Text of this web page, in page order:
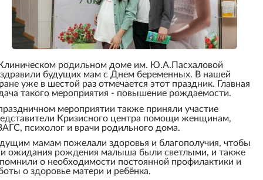
родильном доме им. Ю.А.Пасхаловой
будущих мам с Днем беременных. В нашей
уже в шестой раз отмечается этот праздник. Главная
такого мероприятия - повышение рождаемости.
мероприятии также приняли участие
Кризисного центра помощи женщинам,
психолог и врачи родильного дома.
мамам пожелали здоровья и благополучия, чтобы
ожидания рождения малыша были светлыми, и также
о необходимости постоянной профилактики и
о здоровье матери и ребёнка.